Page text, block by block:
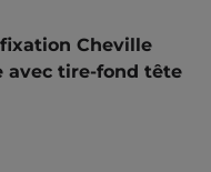
Cheville
avec tire-fond tête